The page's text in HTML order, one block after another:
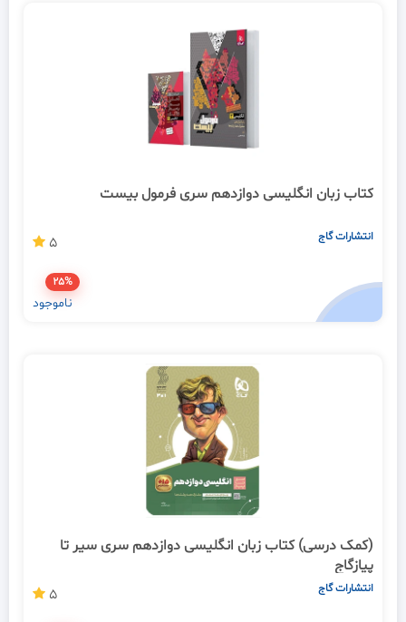
کتاب زبان انگلیسی دوازدهم سری فرمول بیست
انتشارات گاج 5
25%
ناموجود
(کمک درسی) کتاب زبان انگلیسی دوازدهم سری سیر تا
پیازگاج
انتشارات گاج 5